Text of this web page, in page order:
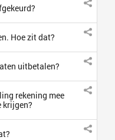
Hoe zit dat?
uitbetalen?
rekening mee
krijgen?